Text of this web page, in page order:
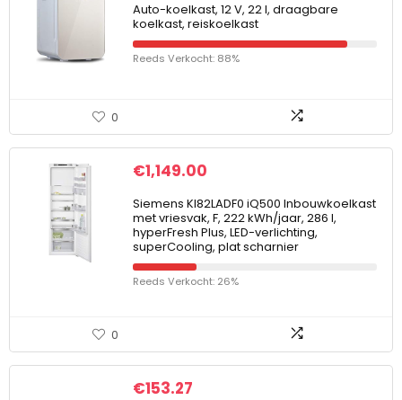
Auto-koelkast, 12 V, 22 l, draagbare
koelkast, reiskoelkast
Reeds Verkocht: 88%
0
€1,149.00
Siemens KI82LADF0 iQ500 Inbouwkoelkast
met vriesvak, F, 222 kWh/jaar, 286 l,
hyperFresh Plus, LED-verlichting,
superCooling, plat scharnier
Reeds Verkocht: 26%
0
€153.27